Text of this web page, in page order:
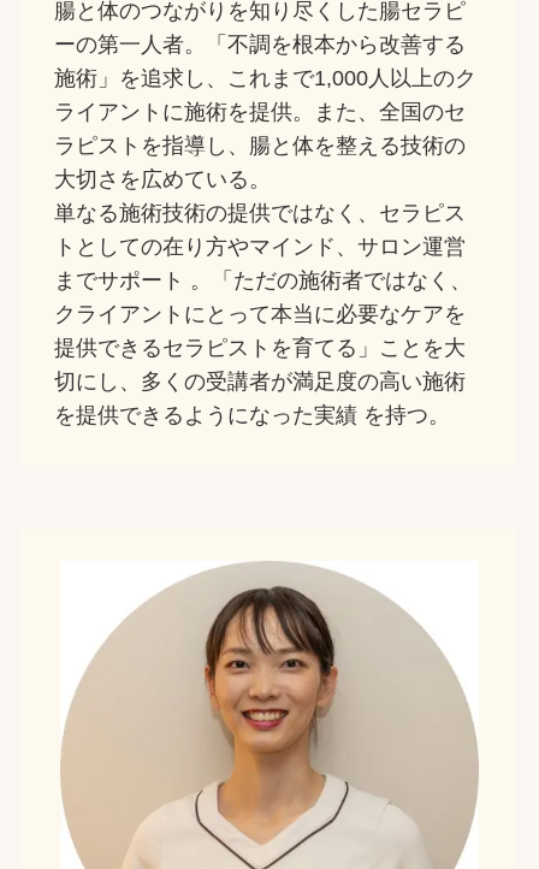
腸と体のつながりを知り尽くした腸セラピ
ーの第一人者。「不調を根本から改善する
施術」を追求し、これまで1,000人以上のク
ライアントに施術を提供。また、全国のセ
ラピストを指導し、腸と体を整える技術の
大切さを広めている。
単なる施術技術の提供ではなく、セラピス
トとしての在り方やマインド、サロン運営
までサポート 。「ただの施術者ではなく、
クライアントにとって本当に必要なケアを
提供できるセラピストを育てる」ことを大
切にし、多くの受講者が満足度の高い施術
を提供できるようになった実績 を持つ。